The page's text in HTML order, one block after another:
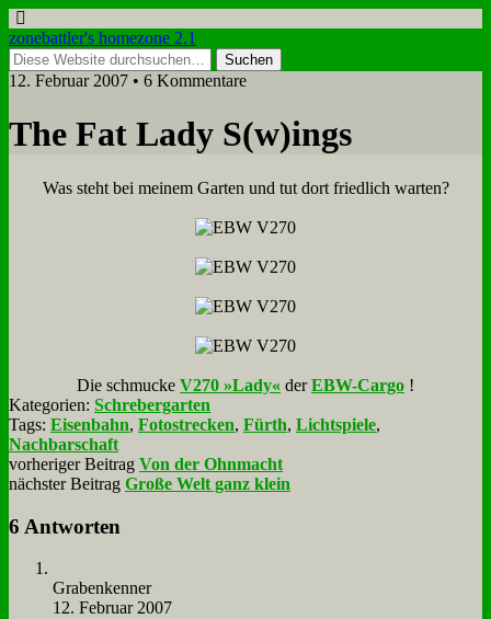
zonebattler's homezone 2.1
12. Februar 2007 • 6 Kommentare
The Fat La­dy S(w)ings
Was steht bei mei­nem Gar­ten und tut dort fried­lich war­ten?
Die schmucke V270 »La­dy« derEBW-Car­go !
Kategorien: Schrebergarten
Tags: Eisenbahn, Fotostrecken, Fürth, Lichtspiele,
Nachbarschaft
vorheriger Beitrag Von der Ohnmacht
nächster Beitrag Große Welt ganz klein
6 Antworten
Gra­ben­ken­ner
12. Februar 2007